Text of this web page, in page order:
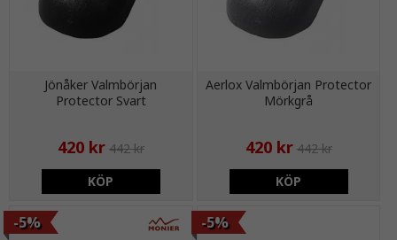
Jönåker Valmbörjan
Protector Svart
420 kr 442 kr
KÖP
Aerlox Valmbörjan Protector
Mörkgrå
420 kr 442 kr
KÖP
-5% -5%